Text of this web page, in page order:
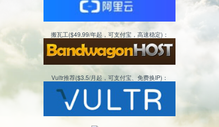
搬瓦工($49.99/年起，可支付宝，高速稳定)：
Vultr推荐($3.5/月起，可支付宝、免费换IP)：